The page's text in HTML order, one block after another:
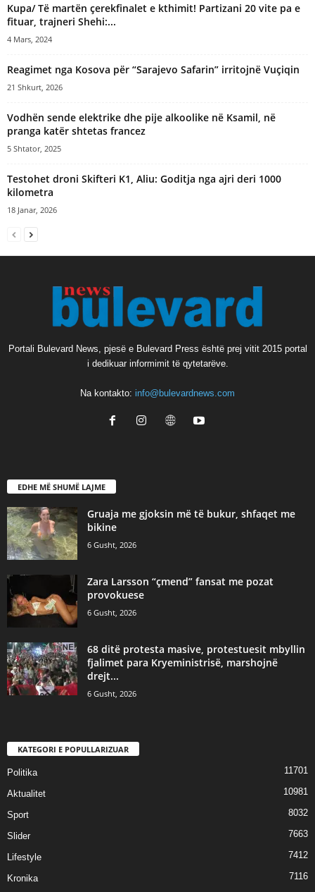
Kupa/ Të martën çerekfinalet e kthimit! Partizani 20 vite pa e
fituar, trajneri Shehi:...
4 Mars, 2024
Reagimet nga Kosova për “Sarajevo Safarin” irritojnë Vuçiqin
21 Shkurt, 2026
Vodhën sende elektrike dhe pije alkoolike në Ksamil, në
pranga katër shtetas francez
5 Shtator, 2025
​Testohet droni Skifteri K1, Aliu: Goditja nga ajri deri 1000
kilometra
18 Janar, 2026
Portali Bulevard News, pjesë e Bulevard Press është prej vitit 2015 portal
i dedikuar informimit të qytetarëve.
Na kontakto: info@bulevardnews.com
EDHE MË SHUMË LAJME
Gruaja me gjoksin më të bukur, shfaqet me
bikine
6 Gusht, 2026
Zara Larsson “çmend” fansat me pozat
provokuese
6 Gusht, 2026
68 ditë protesta masive, protestuesit mbyllin
fjalimet para Kryeministrisë, marshojnë
drejt...
6 Gusht, 2026
KATEGORI E POPULLARIZUAR
Politika 11701
Aktualitet 10981
Sport 8032
Slider 7663
Lifestyle 7412
Kronika
7116